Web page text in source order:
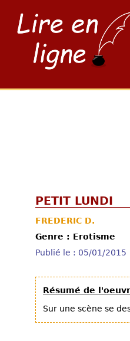
PETIT LUNDI
FREDERIC D.
Genre : Erotisme
Publié le : 05/01/2015
Résumé de
Sur une scène se